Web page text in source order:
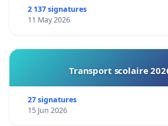
2 137 signatures
11 May 2026
Transport scolaire
27 signatures
15 Jun 2026